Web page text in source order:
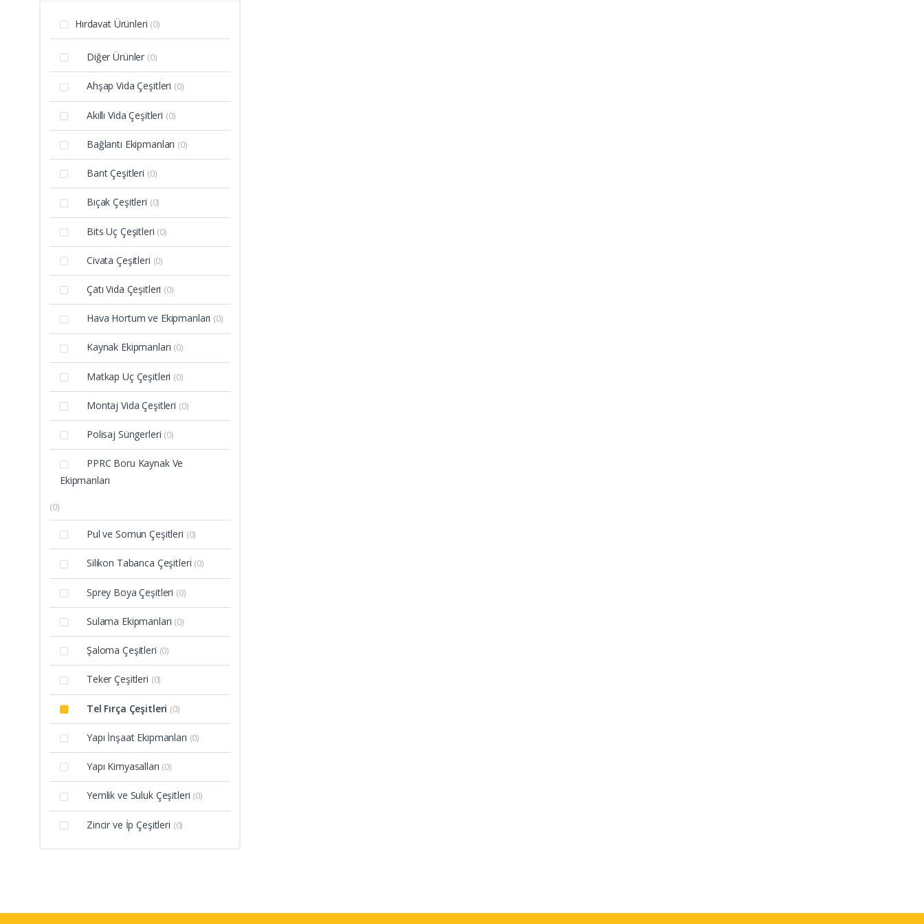
Hırdavat Ürünleri (0)
Diğer Ürünler (0)
Ahşap Vida Çeşitleri (0)
Akıllı Vida Çeşitleri (0)
Bağlantı Ekipmanları (0)
Bant Çeşitleri (0)
Bıçak Çeşitleri (0)
Bits Uç Çeşitleri (0)
Civata Çeşitleri (0)
Çatı Vida Çeşitleri (0)
Hava Hortum ve Ekipmanları (0)
Kaynak Ekipmanları (0)
Matkap Uç Çeşitleri (0)
Montaj Vida Çeşitleri (0)
Polisaj Süngerleri (0)
PPRC Boru Kaynak Ve
Ekipmanları
(0)
Pul ve Somun Çeşitleri (0)
Silikon Tabanca Çeşitleri (0)
Sprey Boya Çeşitleri (0)
Sulama Ekipmanları (0)
Şaloma Çeşitleri (0)
Teker Çeşitleri (0)
Tel Fırça Çeşitleri (0)
Yapı İnşaat Ekipmanları (0)
Yapı Kimyasalları (0)
Yemlik ve Suluk Çeşitleri (0)
Zincir ve İp Çeşitleri (0)